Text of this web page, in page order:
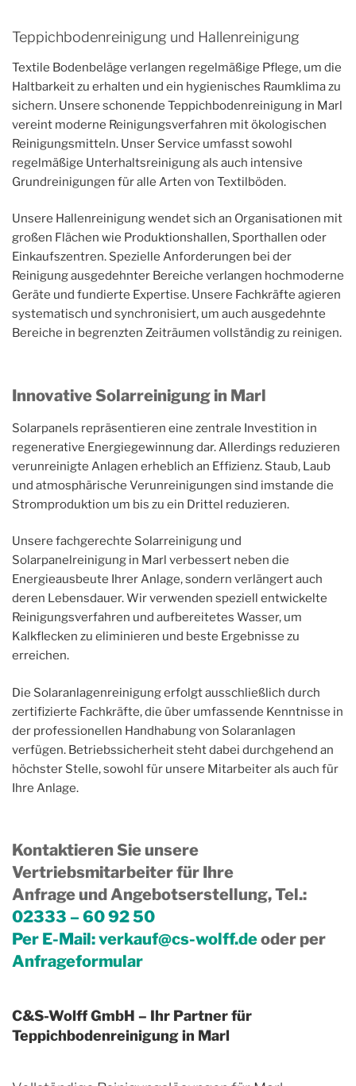
Teppichbodenreinigung und Hallenreinigung
Textile Bodenbeläge verlangen regelmäßige Pflege, um die
Haltbarkeit zu erhalten und ein hygienisches Raumklima zu
sichern. Unsere schonende Teppichbodenreinigung in Marl
vereint moderne Reinigungsverfahren mit ökologischen
Reinigungsmitteln. Unser Service umfasst sowohl
regelmäßige Unterhaltsreinigung als auch intensive
Grundreinigungen für alle Arten von Textilböden.
Unsere Hallenreinigung wendet sich an Organisationen mit
großen Flächen wie Produktionshallen, Sporthallen oder
Einkaufszentren. Spezielle Anforderungen bei der
Reinigung ausgedehnter Bereiche verlangen hochmoderne
Geräte und fundierte Expertise. Unsere Fachkräfte agieren
systematisch und synchronisiert, um auch ausgedehnte
Bereiche in begrenzten Zeiträumen vollständig zu reinigen.
Innovative Solarreinigung in Marl
Solarpanels repräsentieren eine zentrale Investition in
regenerative Energiegewinnung dar. Allerdings reduzieren
verunreinigte Anlagen erheblich an Effizienz. Staub, Laub
und atmosphärische Verunreinigungen sind imstande die
Stromproduktion um bis zu ein Drittel reduzieren.
Unsere fachgerechte Solarreinigung und
Solarpanelreinigung in Marl verbessert neben die
Energieausbeute Ihrer Anlage, sondern verlängert auch
deren Lebensdauer. Wir verwenden speziell entwickelte
Reinigungsverfahren und aufbereitetes Wasser, um
Kalkflecken zu eliminieren und beste Ergebnisse zu
erreichen.
Die Solaranlagenreinigung erfolgt ausschließlich durch
zertifizierte Fachkräfte, die über umfassende Kenntnisse in
der professionellen Handhabung von Solaranlagen
verfügen. Betriebssicherheit steht dabei durchgehend an
höchster Stelle, sowohl für unsere Mitarbeiter als auch für
Ihre Anlage.
Kontaktieren Sie unsere
Vertriebsmitarbeiter für Ihre
Anfrage und Angebotserstellung, Tel.:
02333 – 60 92 50
Per E-Mail:verkauf@cs-wolff.deoder per
Anfrageformular
C&S-Wolff GmbH – Ihr Partner für
Teppichbodenreinigung in Marl